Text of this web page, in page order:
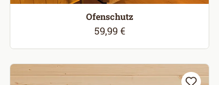
Ofenschutz
Regulärer Preis:
59,99 €